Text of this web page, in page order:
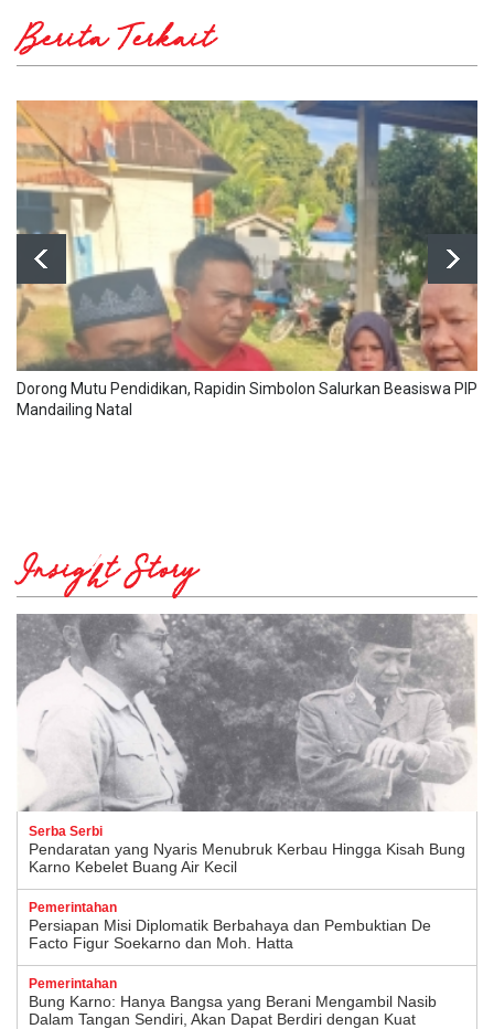
Berita Terkait
Dorong Mutu Pendidikan, Rapidin Simbolon Salurkan Beasiswa PIP
Mandailing Natal
Insight Story
Serba Serbi
Pendaratan yang Nyaris Menubruk Kerbau Hingga Kisah Bung
Karno Kebelet Buang Air Kecil
Pemerintahan
Persiapan Misi Diplomatik Berbahaya dan Pembuktian De
Facto Figur Soekarno dan Moh. Hatta
Pemerintahan
Bung Karno: Hanya Bangsa yang Berani Mengambil Nasib
Dalam Tangan Sendiri, Akan Dapat Berdiri dengan Kuat